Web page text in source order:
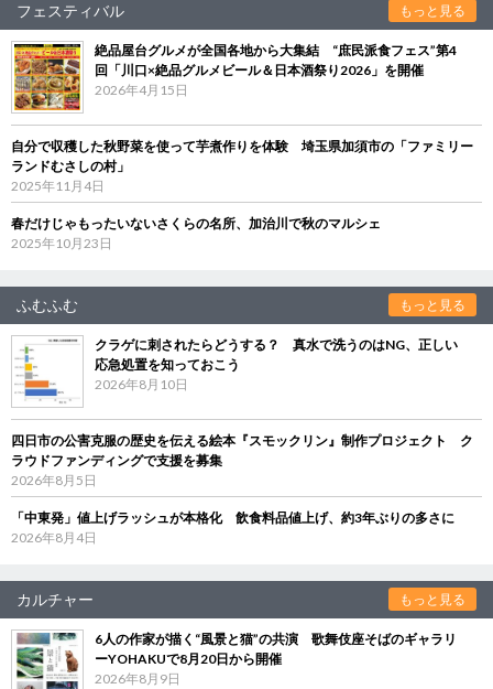
フェスティバル もっと見る
絶品屋台グルメが全国各地から大集結 “庶民派食フェス”第4
回「川口×絶品グルメビール＆日本酒祭り2026」を開催
2026年4月15日
自分で収穫した秋野菜を使って芋煮作りを体験 埼玉県加須市の「ファミリー
ランドむさしの村」
2025年11月4日
春だけじゃもったいないさくらの名所、加治川で秋のマルシェ
2025年10月23日
ふむふむ もっと見る
クラゲに刺されたらどうする？ 真水で洗うのはNG、正しい
応急処置を知っておこう
2026年8月10日
四日市の公害克服の歴史を伝える絵本『スモックリン』制作プロジェクト ク
ラウドファンディングで支援を募集
2026年8月5日
「中東発」値上げラッシュが本格化 飲食料品値上げ、約3年ぶりの多さに
2026年8月4日
カルチャー もっと見る
6人の作家が描く“風景と猫”の共演 歌舞伎座そばのギャラリ
ーYOHAKUで8月20日から開催
2026年8月9日